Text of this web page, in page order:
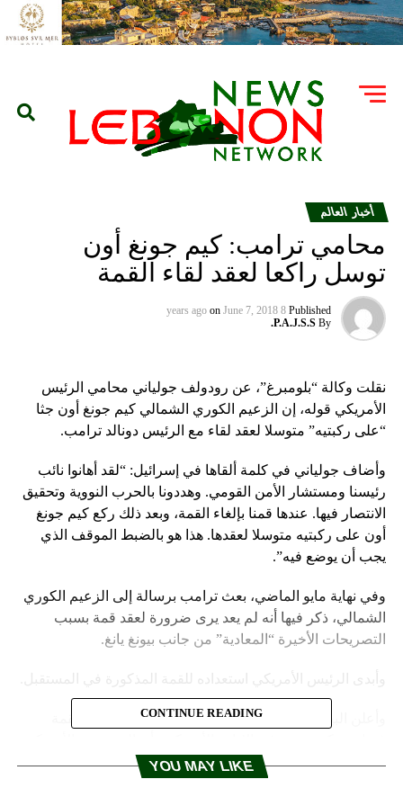
أخبار العالم
محامي ترامب: كيم جونغ أون
توسل راكعا لعقد لقاء القمة
Published
8 years ago
on June 7, 2018
By
P.A.J.S.S.
نقلت وكالة “بلومبرغ”، عن رودولف جولياني محامي الرئيس
الأمريكي قوله، إن الزعيم الكوري الشمالي كيم جونغ أون جثا
“على ركبتيه” متوسلا لعقد لقاء مع الرئيس دونالد ترامب.
وأضاف جولياني في كلمة ألقاها في إسرائيل: “لقد أهانوا نائب
رئيسنا ومستشار الأمن القومي. وهددونا بالحرب النووية وتحقيق
الانتصار فيها. عندها قمنا بإلغاء القمة، وبعد ذلك ركع كيم جونغ
أون على ركبتيه متوسلا لعقدها. هذا هو بالضبط الموقف الذي
يجب أن يوضع فيه”.
وفي نهاية مايو الماضي، بعث ترامب برسالة إلى الزعيم الكوري
الشمالي، ذكر فيها أنه لم يعد يرى ضرورة لعقد قمة بسبب
التصريحات الأخيرة “المعادية” من جانب بيونغ يانغ.
وأبدى الرئيس الأمريكي استعداده للقمة المذكورة في المستقبل.
وأعلن البيت الأبيض كذلك، أن لقاء مجموعة التحضير للقمة
توجهت إلى سنغافورة للقاء مسؤولين من كوريا الشمالية
لمناقشة بعض تفاصيل المباحثات خلال القمة ولكن الكوريين
CONTINUE READING
YOU MAY LIKE